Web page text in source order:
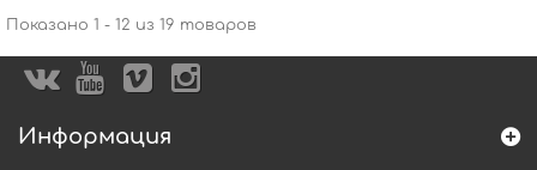
Показано 1 - 12 из 19 товаров
Информация